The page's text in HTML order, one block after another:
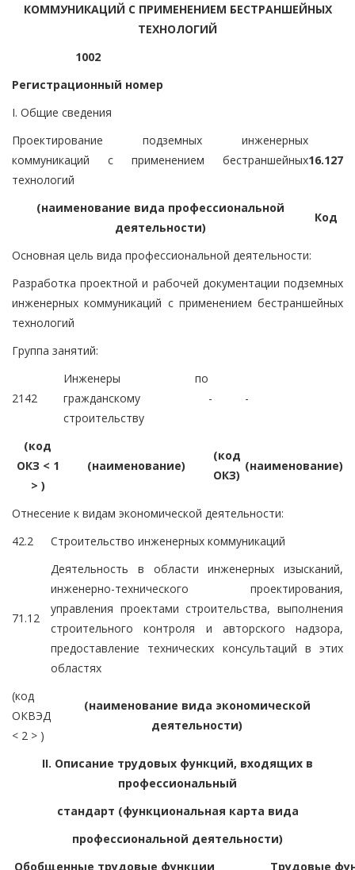
КОММУНИКАЦИЙ С ПРИМЕНЕНИЕМ БЕСТРАНШЕЙНЫХ
ТЕХНОЛОГИЙ
1002
Регистрационный номер
I. Общие сведения
Проектирование подземных инженерных
коммуникаций с применением бестраншейных
технологий
16.127
(наименование вида профессиональной
деятельности)
Код
Основная цель вида профессиональной деятельности:
Разработка проектной и рабочей документации подземных
инженерных коммуникаций с применением бестраншейных
технологий
Группа занятий:
2142
Инженеры по
гражданскому
строительству
- -
(код
ОКЗ < 1
> )
(наименование)
(код
ОКЗ)
(наименование)
Отнесение к видам экономической деятельности:
42.2
Строительство инженерных коммуникаций
71.12
Деятельность в области инженерных изысканий,
инженерно-технического проектирования,
управления проектами строительства, выполнения
строительного контроля и авторского надзора,
предоставление технических консультаций в этих
областях
(код
ОКВЭД
< 2 > )
(наименование вида экономической
деятельности)
II. Описание трудовых функций, входящих в
профессиональный
стандарт (функциональная карта вида
профессиональной деятельности)
Обобщенные трудовые функции
Трудовые